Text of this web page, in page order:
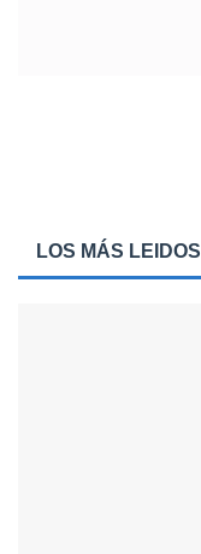
LOS MÁS LEIDOS